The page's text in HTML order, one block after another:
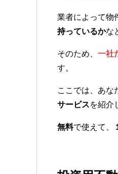
業者によって物
持っているかな
そのため、 一社
す。
ここでは、あな
サービスを紹介
無料で使えて、